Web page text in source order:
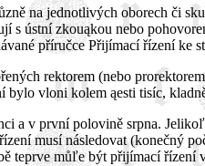
na jednotlivých oborech či
s ústní zkouąkou nebo
příručce Přijímací řízení ke
rektorem (nebo
bylo vloni kolem ąesti tisíc,
a v první polovině srpna.
musí následovat (konečný
teprve můľe být přijímací